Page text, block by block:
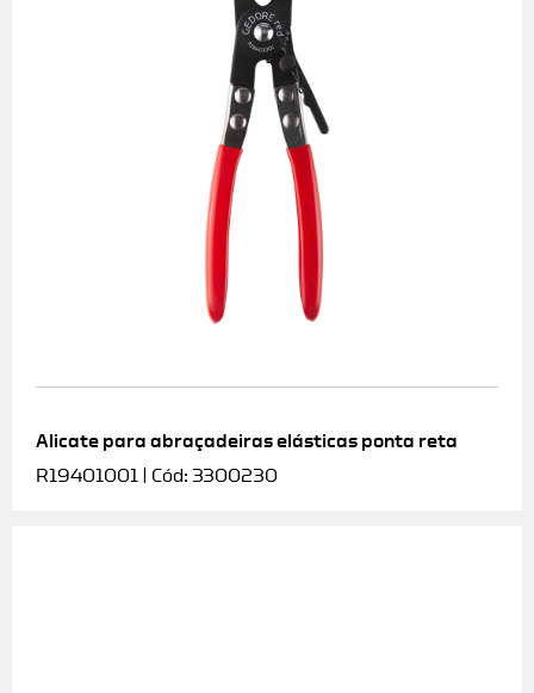
Alicate para abraçadeiras elásticas ponta reta
R19401001 | Cód: 3300230